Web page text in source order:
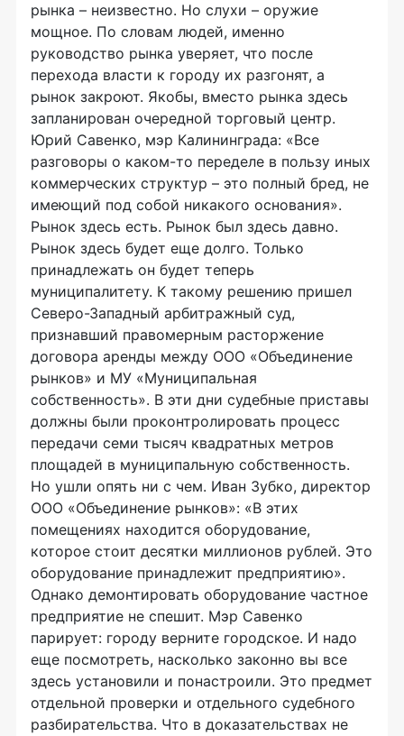
рынка – неизвестно. Но слухи – оружие
мощное. По словам людей, именно
руководство рынка уверяет, что после
перехода власти к городу их разгонят, а
рынок закроют. Якобы, вместо рынка здесь
запланирован очередной торговый центр.
Юрий Савенко, мэр Калининграда: «Все
разговоры о каком-то переделе в пользу иных
коммерческих структур – это полный бред, не
имеющий под собой никакого основания».
Рынок здесь есть. Рынок был здесь давно.
Рынок здесь будет еще долго. Только
принадлежать он будет теперь
муниципалитету. К такому решению пришел
Северо-Западный арбитражный суд,
признавший правомерным расторжение
договора аренды между ООО «Объединение
рынков» и МУ «Муниципальная
собственность». В эти дни судебные приставы
должны были проконтролировать процесс
передачи семи тысяч квадратных метров
площадей в муниципальную собственность.
Но ушли опять ни с чем. Иван Зубко, директор
ООО «Объединение рынков»: «В этих
помещениях находится оборудование,
которое стоит десятки миллионов рублей. Это
оборудование принадлежит предприятию».
Однако демонтировать оборудование частное
предприятие не спешит. Мэр Савенко
парирует: городу верните городское. И надо
еще посмотреть, насколько законно вы все
здесь установили и понастроили. Это предмет
отдельной проверки и отдельного судебного
разбирательства. Что в доказательствах не